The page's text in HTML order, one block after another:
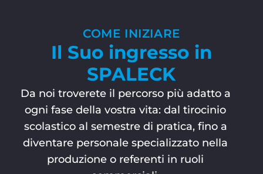
COME INIZIARE
Il Suo ingresso in
SPALECK
Da noi troverete il percorso più adatto a
ogni fase della vostra vita: dal tirocinio
scolastico al semestre di pratica, fino a
diventare personale specializzato nella
produzione o referenti in ruoli